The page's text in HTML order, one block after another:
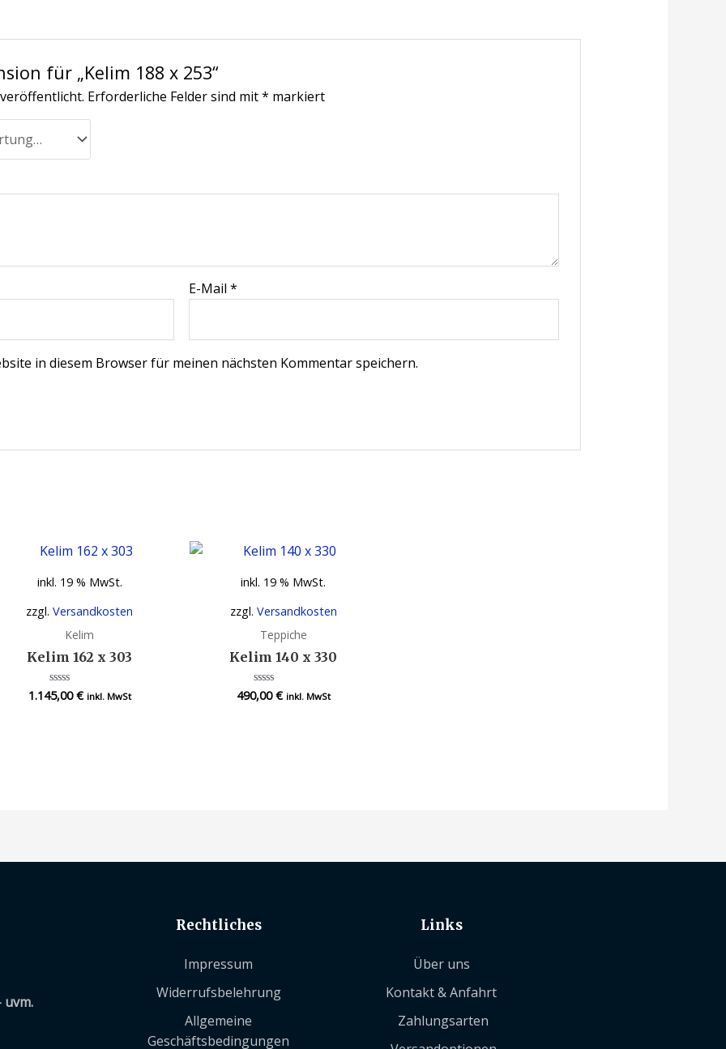
für „Kelim 188 x 253“
Erforderliche Felder sind mit* markiert
E-Mail*
in diesem Browser für meinen nächsten Kommentar speichern.
inkl. 19 % MwSt.
zzgl.Versandkosten
Kelim
Kelim 162 x 303
Bewertet
mit
1.145,00€ inkl. MwSt
inkl. 19 % MwSt.
zzgl. Versandkosten
Teppiche
Kelim 140 x 330
Bewertet
mit
490,00€ inkl. MwSt
uvm.
Rechtliches
Impressum
Widerrufsbelehrung
Allgemeine
Geschäftsbedingungen
Links
Über uns
Kontakt & Anfahrt
Zahlungsarten